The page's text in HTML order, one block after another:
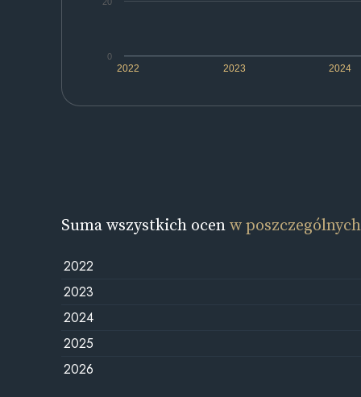
2022 2023 2024
0
Suma wszystkich ocenw
2022
2023
2024
2025
2026